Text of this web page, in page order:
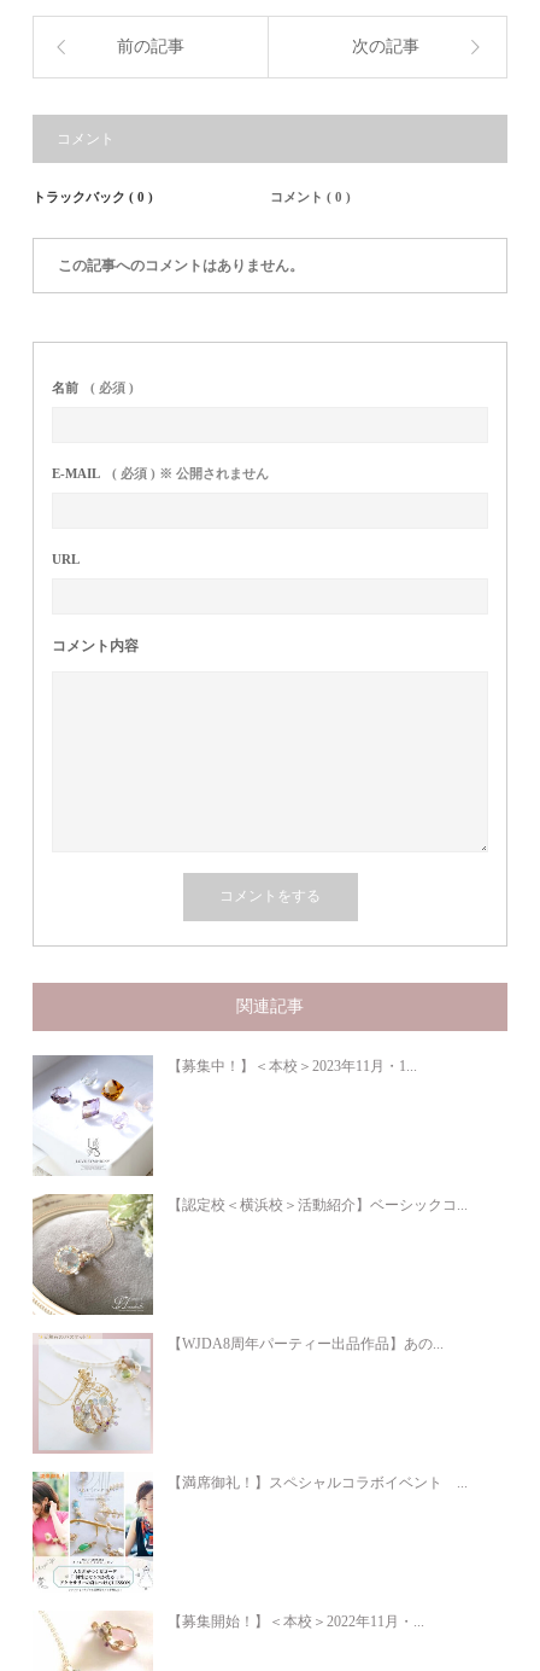
前の記事 次の記事
コメント
トラックバック ( 0 ) コメント ( 0 )
この記事へのコメントはありません。
名前 ( 必須 )
E-MAIL ( 必須 ) ※ 公開されません
URL
コメント内容
関連記事
【募集中！】＜本校＞2023年11月・1...
【認定校＜横浜校＞活動紹介】ベーシックコ...
【WJDA8周年パーティー出品作品】あの...
【満席御礼！】スペシャルコラボイベント ...
【募集開始！】＜本校＞2022年11月・...